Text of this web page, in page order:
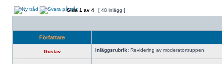
Sida1 av 4 [ 48 inlägg ]
Författare
Gustav Inläggsrubrik: Revidering av moderatortruppen